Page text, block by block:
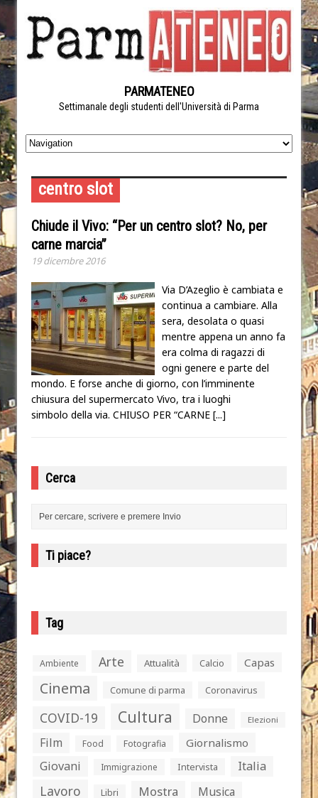
PARMATENEO
Settimanale degli studenti dell'Università di Parma
centro slot
Chiude il Vivo: “Per un centro slot? No, per
carne marcia”
19 dicembre 2016
Via D’Azeglio è cambiata e
continua a cambiare. Alla
sera, desolata o quasi
mentre appena un anno fa
era colma di ragazzi di
ogni genere e parte del
mondo. E forse anche di giorno, con l’imminente
chiusura del supermercato Vivo, tra i luoghi
simbolo della via. CHIUSO PER “CARNE [...]
Cerca
Ti piace?
Tag
Ambiente Arte Attualità Calcio Capas
Cinema Comune di parma Coronavirus
COVID-19 Cultura Donne Elezioni
Film Food Fotografia Giornalismo
Giovani Immigrazione Intervista Italia
Lavoro Libri Mostra Musica